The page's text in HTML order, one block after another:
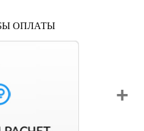
ОПЛАТЫ